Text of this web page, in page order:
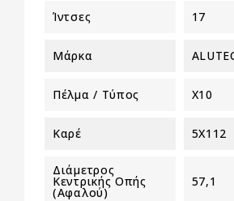
Ίντσες 17
Μάρκα
Πέλμα / Τύπος X10
Καρέ 5X112
Διάμετρος
Κεντρικής Οπής
(αφαλού)
57,1